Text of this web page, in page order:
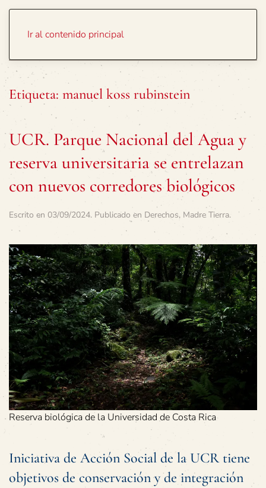
Ir al contenido principal
Etiqueta: manuel koss rubinstein
UCR. Parque Nacional del Agua y
reserva universitaria se entrelazan
con nuevos corredores biológicos
Escrito en 03/09/2024. Publicado en Derechos, Madre Tierra.
Reserva biológica de la Universidad de Costa Rica
Iniciativa de Acción Social de la UCR tiene
objetivos de conservación y de integración